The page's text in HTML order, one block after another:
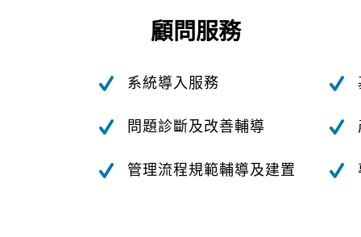
顧問服務
系統導入服務
問題診斷及改善輔導
管理流程規範輔導及建置